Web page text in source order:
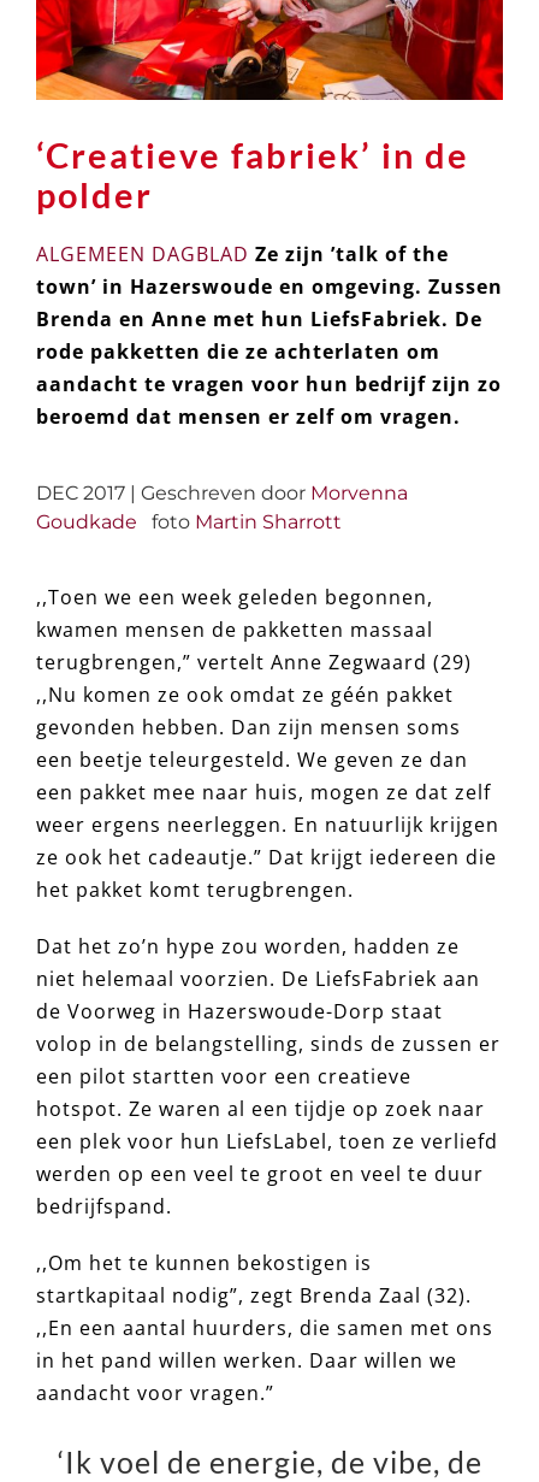
‘Creatieve fabriek’ in de
polder
ALGEMEEN DAGBLAD Ze zijn ’talk of the
town’ in Hazerswoude en omgeving. Zussen
Brenda en Anne met hun LiefsFabriek. De
rode pakketten die ze achterlaten om
aandacht te vragen voor hun bedrijf zijn zo
beroemd dat mensen er zelf om vragen.
DEC 2017 | Geschreven door Morvenna
Goudkade foto Martin Sharrott
,,Toen we een week geleden begonnen,
kwamen mensen de pakketten massaal
terugbrengen,” vertelt Anne Zegwaard (29)
,,Nu komen ze ook omdat ze géén pakket
gevonden hebben. Dan zijn mensen soms
een beetje teleurgesteld. We geven ze dan
een pakket mee naar huis, mogen ze dat zelf
weer ergens neerleggen. En natuurlijk krijgen
ze ook het cadeautje.” Dat krijgt iedereen die
het pakket komt terugbrengen.
Dat het zo’n hype zou worden, hadden ze
niet helemaal voorzien. De LiefsFabriek aan
de Voorweg in Hazerswoude-Dorp staat
volop in de belangstelling, sinds de zussen er
een pilot startten voor een creatieve
hotspot. Ze waren al een tijdje op zoek naar
een plek voor hun LiefsLabel, toen ze verliefd
werden op een veel te groot en veel te duur
bedrijfspand.
,,Om het te kunnen bekostigen is
startkapitaal nodig”, zegt Brenda Zaal (32).
,,En een aantal huurders, die samen met ons
in het pand willen werken. Daar willen we
aandacht voor vragen.”
‘Ik voel de energie, de vibe, de